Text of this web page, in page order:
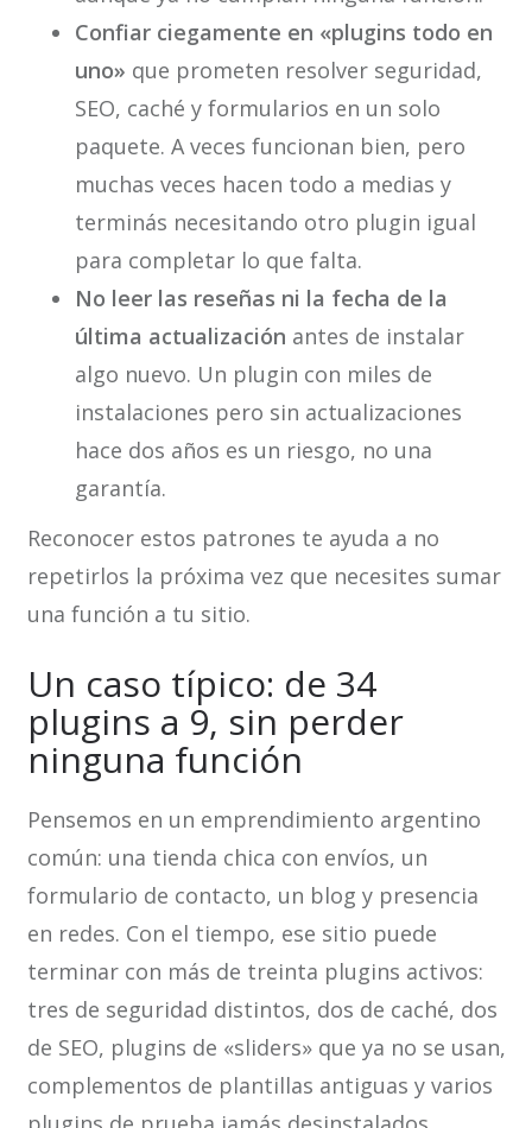
Confiar ciegamente en «plugins todo en
uno» que prometen resolver seguridad,
SEO, caché y formularios en un solo
paquete. A veces funcionan bien, pero
muchas veces hacen todo a medias y
terminás necesitando otro plugin igual
para completar lo que falta.
No leer las reseñas ni la fecha de la
última actualización antes de instalar
algo nuevo. Un plugin con miles de
instalaciones pero sin actualizaciones
hace dos años es un riesgo, no una
garantía.
Reconocer estos patrones te ayuda a no
repetirlos la próxima vez que necesites sumar
una función a tu sitio.
Un caso típico: de 34
plugins a 9, sin perder
ninguna función
Pensemos en un emprendimiento argentino
común: una tienda chica con envíos, un
formulario de contacto, un blog y presencia
en redes. Con el tiempo, ese sitio puede
terminar con más de treinta plugins activos:
tres de seguridad distintos, dos de caché, dos
de SEO, plugins de «sliders» que ya no se usan,
complementos de plantillas antiguas y varios